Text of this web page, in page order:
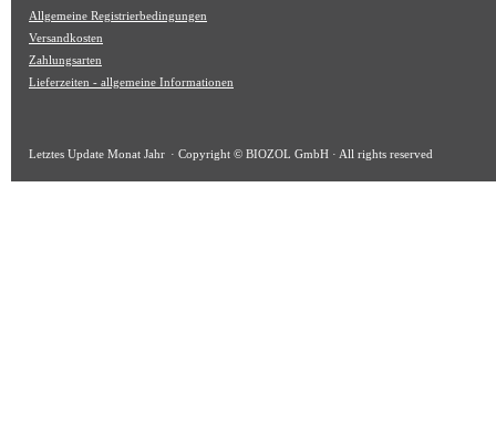
Allgemeine Registrierbedingungen
Versandkosten
Zahlungsarten
Lieferzeiten - allgemeine Informationen
Letztes Update Monat Jahr · Copyright © BIOZOL GmbH · All rights reserved